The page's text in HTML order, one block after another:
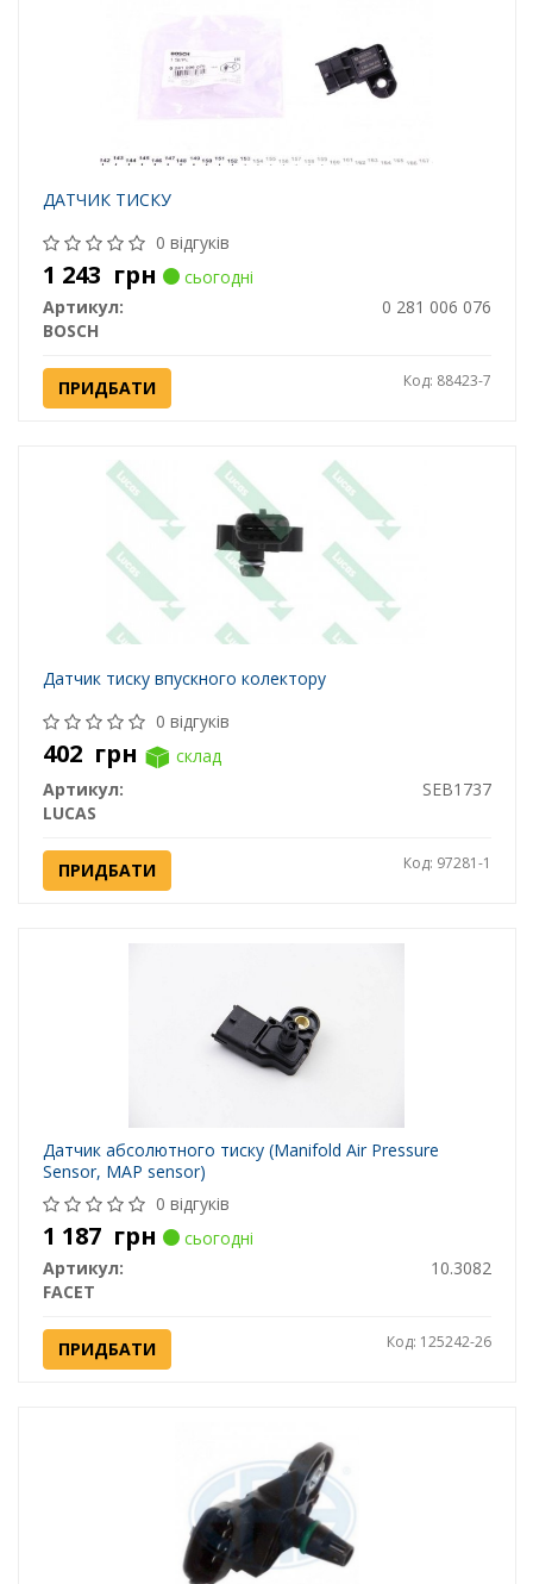
ДАТЧИК ТИСКУ
0 відгуків
1 243 грн
сьогодні
Артикул:
0 281 006 076
BOSCH
ПРИДБАТИ Код: 88423-7
Датчик тиску впускного колектору
0 відгуків
402 грн
склад
Артикул:
SEB1737
LUCAS
ПРИДБАТИ Код: 97281-1
Датчик абсолютного тиску (Manifold Air Pressure
Sensor, MAP sensor)
0 відгуків
1 187 грн
сьогодні
Артикул:
10.3082
FACET
ПРИДБАТИ Код: 125242-26